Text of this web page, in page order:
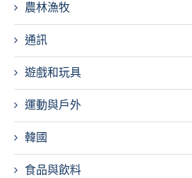
農林漁牧
通訊
遊戲和玩具
運動與戶外
韓國
食品與飲料